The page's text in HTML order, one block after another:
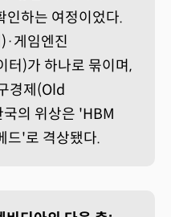
인하는 여정이었다.
게임엔진
터)가 하나로 묶이며,
경제(Old
의 위상은 'HBM
드'로 격상됐다.